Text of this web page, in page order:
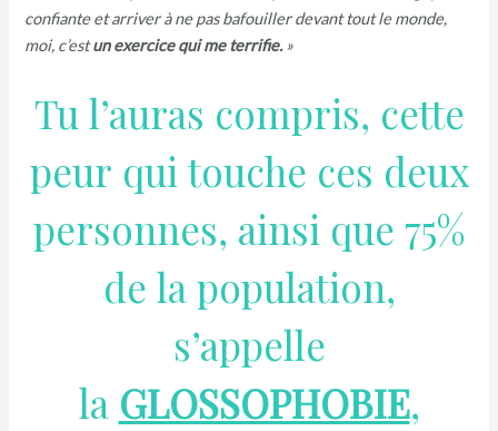
confiante et arriver à ne pas bafouiller devant tout le monde,
moi, c’estun exercice qui me terrifie.»
Tu l’auras compris, cette
peur qui touche ces deux
personnes, ainsi que 75%
de la population,
s’appelle
la GLOSSOPHOBIE,